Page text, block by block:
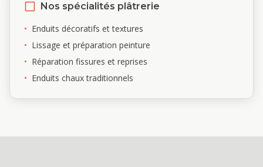
Nos spécialités plâtrerie
• Enduits décoratifs et textures
• Lissage et préparation peinture
• Réparation fissures et reprises
• Enduits chaux traditionnels